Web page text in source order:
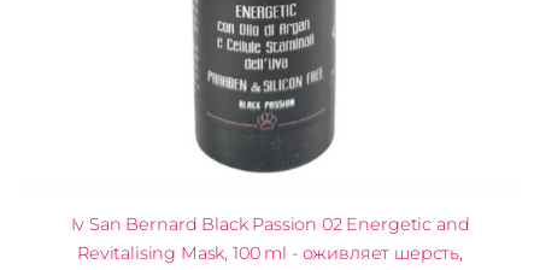
Iv San Bernard Black Passion 02 Energetic and
Revitalising Mask, 100 ml - оживляет шерсть,